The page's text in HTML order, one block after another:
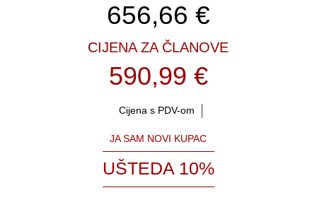
656,66 €
CIJENA ZA ČLANOVE
590,99 €
Cijena s PDV-om
JA SAM NOVI KUPAC
UŠTEDA 10%